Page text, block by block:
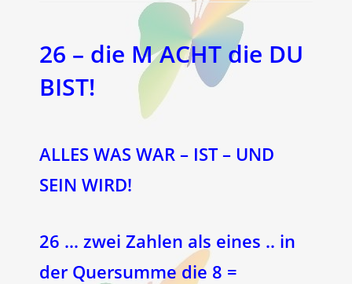
26 – die M ACHT die DU
BIST!
ALLES WAS WAR – IST – UND
SEIN WIRD!
26 … zwei Zahlen als eines .. in
der Quersumme die 8 =